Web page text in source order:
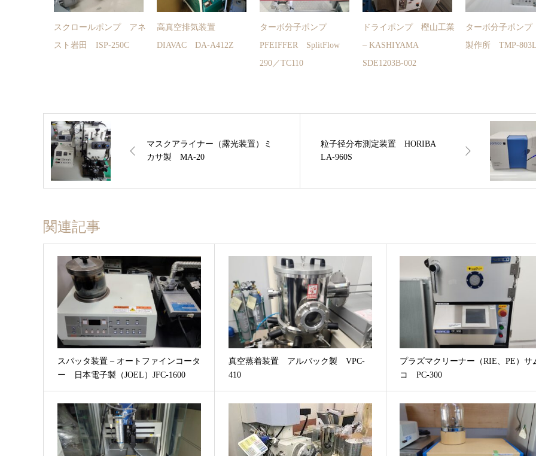
スクロールポンプ アネ
スト岩田 ISP-250C
高真空排気装置
DIAVAC DA-A412Z
ターボ分子ポンプ
PFEIFFER SplitFlow
290／TC110
ドライポンプ 樫山工業
– KASHIYAMA
SDE1203B-002
ターボ分子ポン
製作所 TMP-
マスクアライナー（露光装置）ミ
カサ製 MA-20
粒子径分布測定装置 HORIBA
LA-960S
関連記事
スパッタ装置 – オートファインコータ
ー 日本電子製（JOEL）JFC-1600
真空蒸着装置 アルバック製 VPC-
410
プラズマクリーナー（RIE、PE）サ
コ PC-300